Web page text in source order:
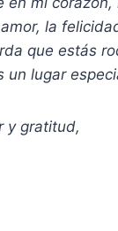
la
que estás
un lugar
y gratitud,